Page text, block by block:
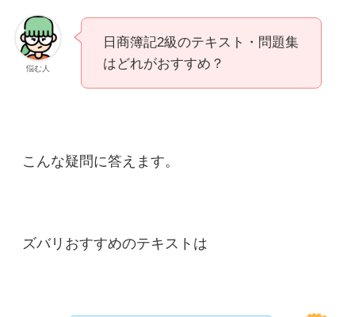
悩む人
日商簿記2級のテキスト・問題集
はどれがおすすめ？
こんな疑問に答えます。
ズバリおすすめのテキストは